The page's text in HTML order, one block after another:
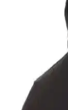
Helen Goods
dayanıklılık ve
seçenekleriyle,
Erkek Siyah
Fonksiyonel
Siyah şişme
modelleri ve
bulunması gereken